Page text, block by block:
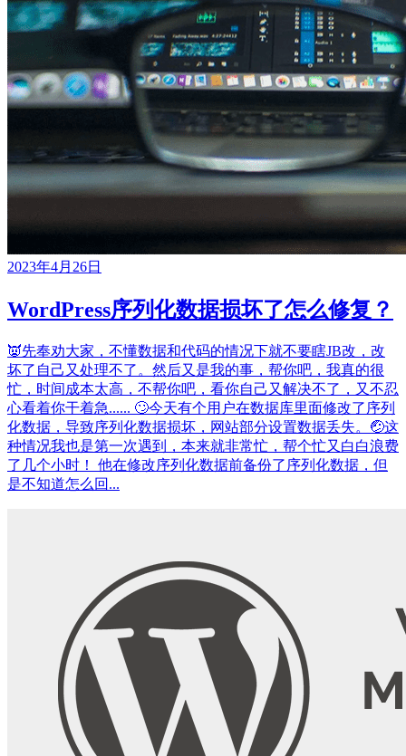
2023年4月26日
WordPress序列化数据损坏了怎么修复？
👿先奉劝大家，不懂数据和代码的情况下就不要瞎JB改，改
坏了自己又处理不了。然后又是我的事，帮你吧，我真的很
忙，时间成本太高，不帮你吧，看你自己又解决不了，又不忍
心看着你干着急...... 🙄今天有个用户在数据库里面修改了序列
化数据，导致序列化数据损坏，网站部分设置数据丢失。🤕这
种情况我也是第一次遇到，本来就非常忙，帮个忙又白白浪费
了几个小时！ 他在修改序列化数据前备份了序列化数据，但
是不知道怎么回...